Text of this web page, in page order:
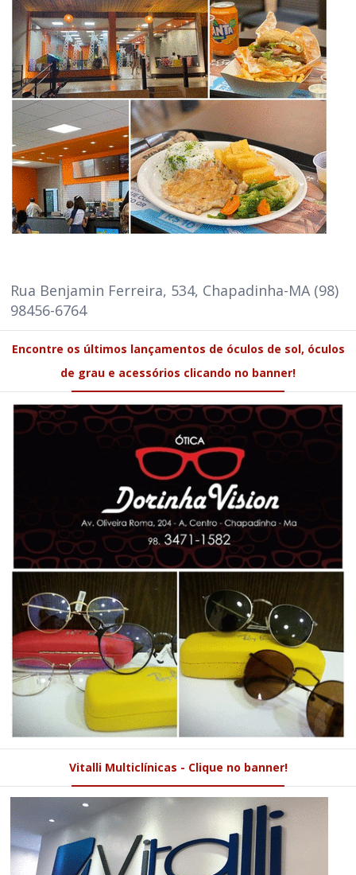
Rua Benjamin Ferreira, 534, Chapadinha-MA (98)
98456-6764
Encontre os últimos lançamentos de óculos de sol, óculos
de grau e acessórios clicando no banner!
Vitalli Multiclínicas - Clique no banner!